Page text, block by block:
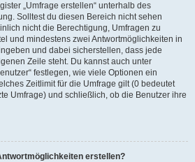
„Umfrage erstellen“ unterhalb des
Solltest du diesen Bereich nicht sehen
nicht die Berechtigung, Umfragen zu
und mindestens zwei Antwortmöglichkeiten in
und dabei sicherstellen, dass jede
Zeile steht. Du kannst auch unter
festlegen, wie viele Optionen ein
Zeitlimit für die Umfrage gilt (0 bedeutet
Umfrage) und schließlich, ob die Benutzer ihre
erstellen?